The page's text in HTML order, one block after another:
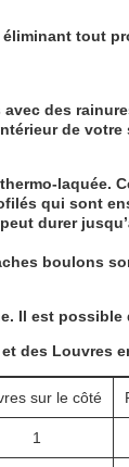
tout
des
de votre
laquée.
qui sont
durer
boulons
Il est
des Louvres
sur le côté
1